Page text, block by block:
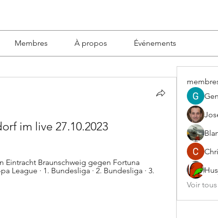
Membres À propos Événements
im live 27.10.2023
Eintracht Braunschweig gegen Fortuna
League · 1. Bundesliga · 2. Bundesliga · 3.
Voir